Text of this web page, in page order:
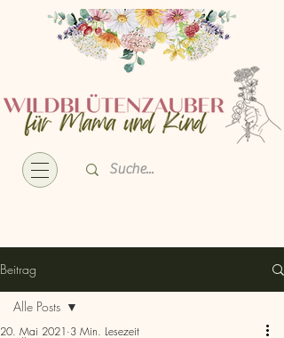
Beitrag
Alle Posts
20. Mai 2021 3 Min. Lesezeit